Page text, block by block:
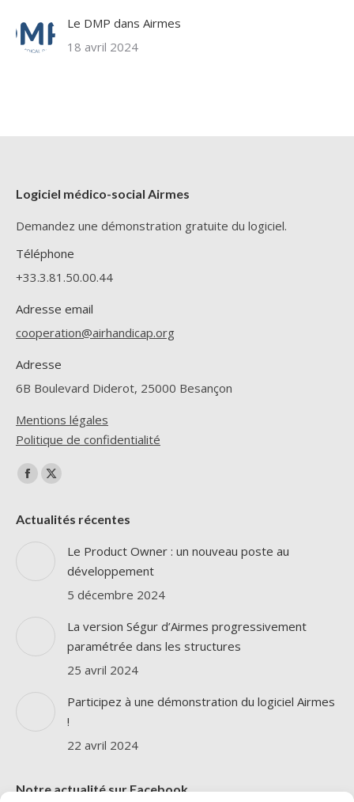
Le DMP dans Airmes
18 avril 2024
Logiciel médico-social Airmes
Demandez une démonstration gratuite du logiciel.
Téléphone
+33.3.81.50.00.44
Adresse email
cooperation@airhandicap.org
Adresse
6B Boulevard Diderot, 25000 Besançon
Mentions légales
Politique de confidentialité
Trouvez nous sur :
La
Facebook
s'ouvre
une
fenêtre
La
X
s'ouvre
dans
fenêtre
Actualités récentes
Le Product Owner : un nouveau poste au
développement
5 décembre 2024
La version Ségur d’Airmes progressivement
paramétrée dans les structures
25 avril 2024
Participez à une démonstration du logiciel Airmes
!
22 avril 2024
Notre actualité sur Facebook